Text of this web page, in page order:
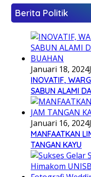
Berita Politik
Januari 18, 2024
INOVATIF,
SABUN ALAMI
Januari 16, 2024
MANFAATKAN
TANGAN KAYU